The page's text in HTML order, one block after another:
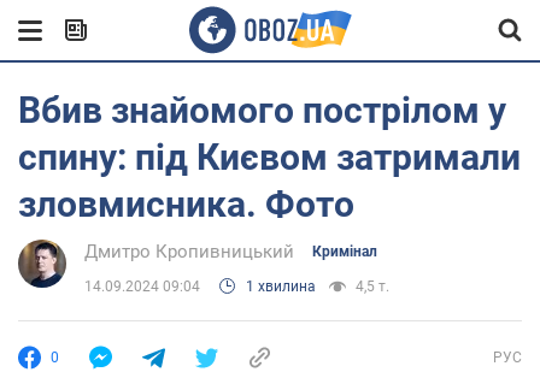
Вбив знайомого пострілом у
спину: під Києвом затримали
зловмисника. Фото
Дмитро Кропивницький Кримінал
14.09.2024 09:04 1 хвилина 4,5 т.
0 РУС